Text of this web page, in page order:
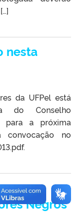
nesta
da UFPel está
do Conselho
para a próxima
convocação no
o
Negros